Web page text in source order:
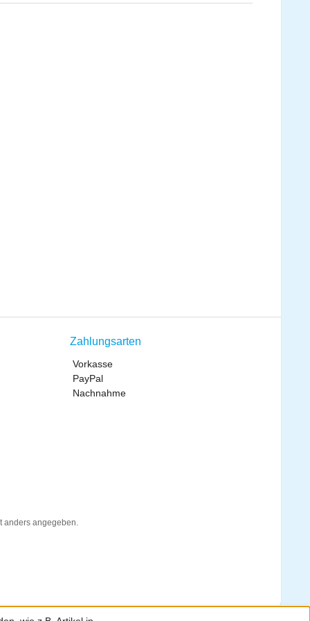
Zahlungsarten
Vorkasse
PayPal
Nachnahme
angegeben.